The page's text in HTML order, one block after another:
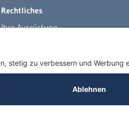
Rechtliches
Ihre Ausrüstung
Datenschutzerklärung
AGB